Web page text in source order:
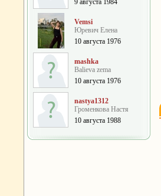
9 августа 1984
Vemsi
Юревич Елена
10 августа 1976
mashka
Balieva zema
10 августа 1976
nastya1312
Громенкова Настя
10 августа 1988